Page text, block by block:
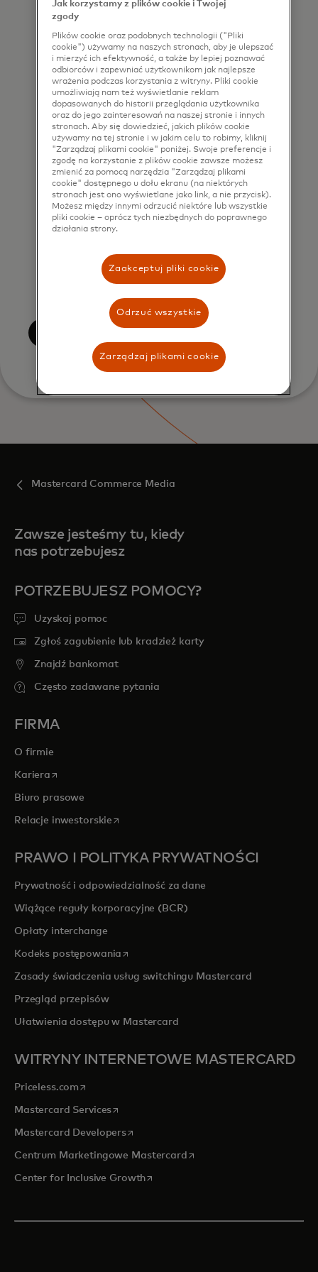
information by email. If I have
shared my phone number, I confirm
that I am also happy to be
contacted by Mastercard for such
marketing purposes by phone. I
understand that I am free to
withdraw my consent at any time,
free of charge, using the opt-out
link provided in each email.
I acknowledge that my personal
data will be processed in
accordance with
By submitting this form, I also
confirm that I have read and agree
to the MastercardTerms of Use
Mastercard Commerce Media
Zawsze jesteśmy tu, kiedy
nas potrzebujesz
POTRZEBUJESZ POMOCY?
Uzyskaj pomoc
Zgłoś zagubienie lub kradzież karty
Znajdź bankomat
Często zadawane pytania
FIRMA
O firmie
Kariera opens in a new tab
Biuro prasowe
Relacje inwestorskie opens in a new tab
PRAWO I POLITYKA PRYWATNOŚCI
Prywatność i odpowiedzialność za dane
Wiążące reguły korporacyjne (BCR)
Opłaty interchange
Kodeks postępowania opens in a new tab
Zasady świadczenia usług switchingu Mastercard
Przegląd przepisów
Ułatwienia dostępu w Mastercard
WITRYNY INTERNETOWE MASTERCARD
Priceless.com opens in a new tab
Mastercard Servicesopens in a new tab
Mastercard Developersopens in a new tab
Centrum Marketingowe Mastercardopens in a new tab
Center for Inclusive Growthopens in a new tab
Jak korzystamy z plików cookie i Twojej
zgody
Plików cookie oraz podobnych technologii ("Pliki
cookie") używamy na naszych stronach, aby je ulepszać
i mierzyć ich efektywność, a także by lepiej poznawać
odbiorców i zapewniać użytkownikom jak najlepsze
wrażenia podczas korzystania z witryny. Pliki cookie
umożliwiają nam też wyświetlanie reklam
dopasowanych do historii przeglądania użytkownika
oraz do jego zainteresowań na naszej stronie i innych
stronach. Aby się dowiedzieć, jakich plików cookie
używamy na tej stronie i w jakim celu to robimy, kliknij
"Zarządzaj plikami cookie" poniżej. Swoje preferencje i
zgodę na korzystanie z plików cookie zawsze możesz
zmienić za pomocą narzędzia "Zarządzaj plikami
cookie" dostępnego u dołu ekranu (na niektórych
stronach jest ono wyświetlane jako link, a nie przycisk).
Możesz między innymi odrzucić niektóre lub wszystkie
pliki cookie – oprócz tych niezbędnych do poprawnego
działania strony.
Zaakceptuj pliki cookie
Odrzuć wszystkie
Zarządzaj plikami cookie